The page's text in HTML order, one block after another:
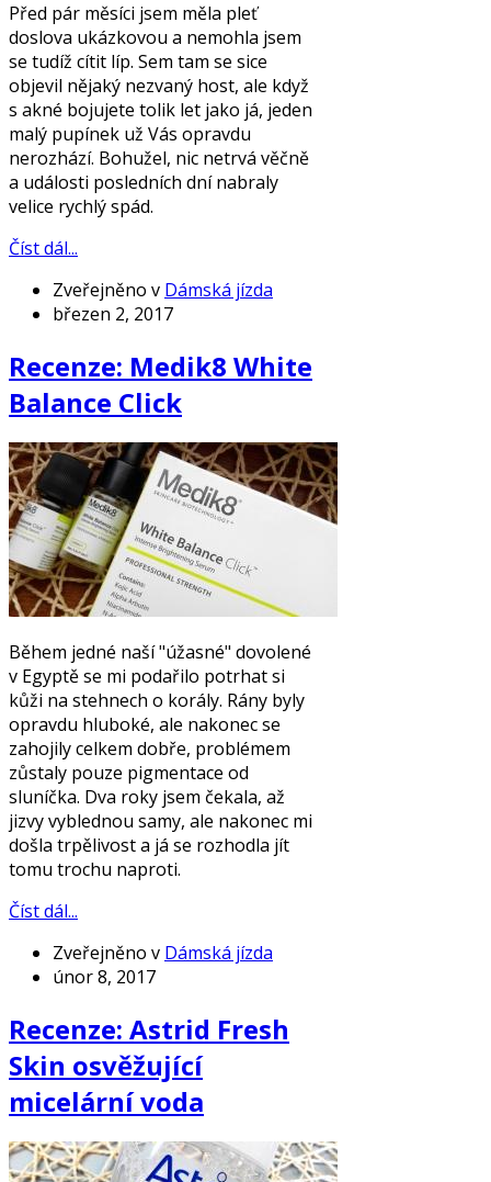
Před pár měsíci jsem měla pleť
doslova ukázkovou a nemohla jsem
se tudíž cítit líp. Sem tam se sice
objevil nějaký nezvaný host, ale když
s akné bojujete tolik let jako já, jeden
malý pupínek už Vás opravdu
nerozhází. Bohužel, nic netrvá věčně
a události posledních dní nabraly
velice rychlý spád.
Číst dál...
Zveřejněno v Dámská jízda
březen 2, 2017
Recenze: Medik8 White
Balance Click
Během jedné naší "úžasné" dovolené
v Egyptě se mi podařilo potrhat si
kůži na stehnech o korály. Rány byly
opravdu hluboké, ale nakonec se
zahojily celkem dobře, problémem
zůstaly pouze pigmentace od
sluníčka. Dva roky jsem čekala, až
jizvy vyblednou samy, ale nakonec mi
došla trpělivost a já se rozhodla jít
tomu trochu naproti.
Číst dál...
Zveřejněno v Dámská jízda
únor 8, 2017
Recenze: Astrid Fresh
Skin osvěžující
micelární voda